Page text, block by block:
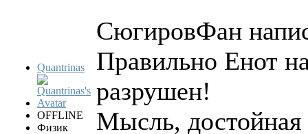
Quantrinas
OFFLINE
Физик
СюгировФан
Правильно Енот
разрушен!
Мысль,